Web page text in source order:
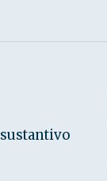
sustantivo